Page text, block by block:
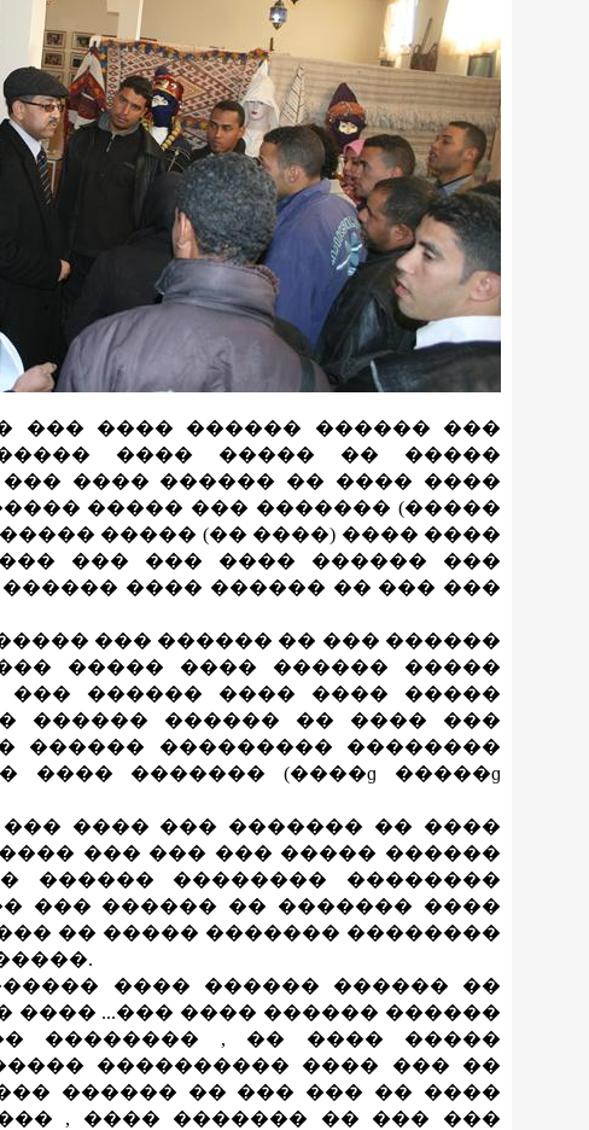
��� ���� ������ ������ ���
���� ����� �� �����
���� ������ �� ���� ����
����� ��� ������� (�����
����� (�� ����) ���� ����
��� ��� ���� ������ ���
���� ������ �� ��� ���
��� ������ �� ��� ������
����� ���� ������ �����
��� ������ ���� ���� �����
������ ������ �� ���� ���
������ ��������� ��������
���� ������� (����ɡ �����ɡ
���� ��� ������� �� ����
��� ��� ��� ����� ������
������ �������� ��������
��� ������ �� ������� ����
�� ����� ������� ��������
���� ������ ������ ��
���� ...��� ���� ������ ������
�������� , �� ���� �����
���������� ���� ��� ��
������ �� ��� ��� �� ����
, ���� ������� �� ��� ���